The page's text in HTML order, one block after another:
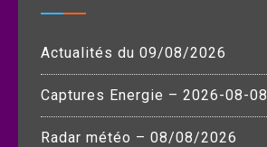
Actualités du 09/08/2026
Captures Energie – 2026-08-08
Radar météo – 08/08/2026